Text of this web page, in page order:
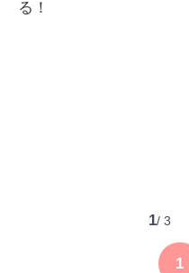
る！
1/ 3
1